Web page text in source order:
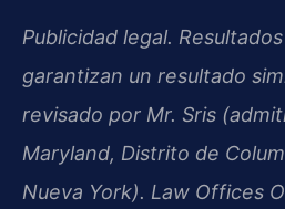
Publicidad legal.
garantizan un resultado
revisado por Mr. Sris
Maryland, Distrito de
Nueva York). Law Offices